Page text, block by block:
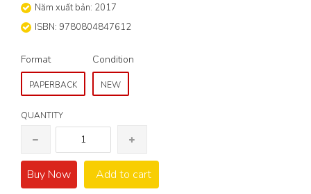
Năm xuất bản: 2017
ISBN: 9780804847612
Format
PAPERBACK
Condition
NEW
QUANTITY
Buy Now Add to cart